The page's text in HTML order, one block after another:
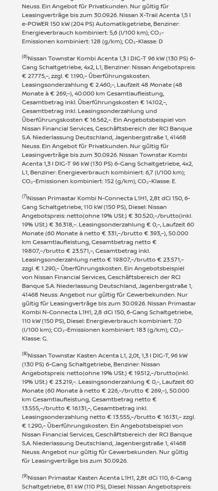
Neuss. Ein Angebot für Privatkunden. Nur gültig für
Leasingverträge bis zum 30.09.26. Nissan X-Trail Acenta 1,5 l
e-POWER 150 kW (204 PS) Automatikgetriebe, Benziner:
Energieverbrauch kombiniert: 5,6 (l/100 km); CO₂-
Emissionen kombiniert: 128 (g/km); CO₂-Klasse: D
(6)Nissan Townstar Kombi Acenta 1,3 l DIG-T 96 kW (130 PS) 6-
Gang Schaltgetriebe, 4x2, L1, Benziner: Nissan Angebotspreis:
€ 27.775,–, zzgl. € 1.190,– Überführungskosten.
Leasingsonderzahlung € 2.460,–, Laufzeit 48 Monate (48
Monate à € 269,–), 40.000 km Gesamtlaufleistung,
Gesamtbetrag inkl. Überführungskosten € 14.102,–,
Gesamtbetrag inkl. Leasingsonderzahlung und
Überführungskosten € 16.562,–. Ein Angebotsbeispiel von
Nissan Financial Services, Geschäftsbereich der RCI Banque
S.A. Niederlassung Deutschland, Jagenbergstraße 1, 41468
Neuss. Ein Angebot für Privatkunden. Nur gültig für
Leasingverträge bis zum 30.09.26. Nissan Townstar Kombi
Acenta 1,3 l DIG-T 96 kW (130 PS) 6-Gang Schaltgetriebe, 4x2,
L1, Benziner: Energieverbrauch kombiniert: 6,7 (l/100 km);
CO₂-Emissionen kombiniert: 152 (g/km); CO₂-Klasse: E.
(7)Nissan Primastar Kombi N-Connecta L1H1, 2,8t dCi 150, 6-
Gang Schaltgetriebe, 110 kW (150 PS), Diesel: Nissan
Angebotspreis: netto(ohne 19% USt.) € 30.520,–/brutto(inkl.
19% USt.) € 36.318,–. Leasingsonderzahlung € 0,–, Laufzeit 60
Monate (60 Monate à netto € 331,–/brutto € 393,–), 50.000
km Gesamtlaufleistung, Gesamtbetrag netto €
19.807,–/brutto € 23.571,–, Gesamtbetrag inkl.
Leasingsonderzahlung netto € 19.807,–/brutto € 23.571,–
zzgl. € 1.290,– Überführungskosten. Ein Angebotsbeispiel
von Nissan Financial Services, Geschäftsbereich der RCI
Banque S.A. Niederlassung Deutschland, Jagenbergstraße 1,
41468 Neuss. Angebot nur gültig für Gewerbekunden. Nur
gültig für Leasingverträge bis zum 30.09.26. Nissan Primastar
Kombi N-Connecta L1H1, 2,8 dCi 150, 6-Gang Schaltgetriebe,
110 kW (150 PS), Diesel: Energieverbrauch kombiniert: 7,0
(l/100 km); CO₂-Emissionen kombiniert: 183 (g/km); CO₂-
Klasse: G.
(8)Nissan Townstar Kasten Acenta L1, 2,0t, 1,3 l DIG-T, 96 kW
(130 PS) 6-Gang Schaltgetriebe, Benziner: Nissan
Angebotspreis: netto(ohne 19% USt.) € 19.512,–/brutto(inkl.
19% USt.) € 23.219,–. Leasingsonderzahlung € 0,–, Laufzeit 60
Monate (60 Monate à netto € 226,–/brutto € 269,–), 50.000
km Gesamtlaufleistung, Gesamtbetrag netto €
13.555,–/brutto € 16.131,–, Gesamtbetrag inkl.
Leasingsonderzahlung netto € 13.555,–/brutto € 16.131,– zzgl.
€ 1.290,– Überführungskosten. Ein Angebotsbeispiel von
Nissan Financial Services, Geschäftsbereich der RCI Banque
S.A. Niederlassung Deutschland, Jagenbergstraße 1, 41468
Neuss. Angebot nur gültig für Gewerbekunden. Nur gültig
für Leasingverträge bis zum 30.09.26.
(9)Nissan Primastar Kasten Acenta L1H1, 2,8t dCi 110, 6-Gang
Schaltgetriebe, 81 kW (110 PS), Diesel: Nissan Angebotspreis: